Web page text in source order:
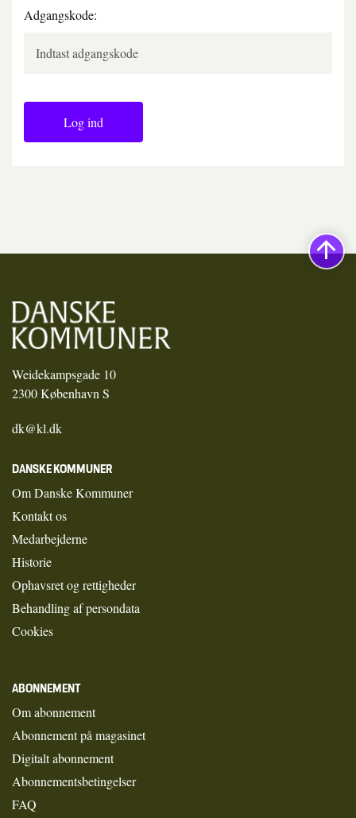
Adgangskode:
Log ind
Weidekampsgade 10
2300 København S
dk@kl.dk
DANSKE KOMMUNER
Om Danske Kommuner
Kontakt os
Medarbejderne
Historie
Ophavsret og rettigheder
Behandling af persondata
Cookies
ABONNEMENT
Om abonnement
Abonnement på magasinet
Digitalt abonnement
Abonnementsbetingelser
FAQ